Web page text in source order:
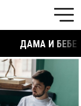
ДАМА И БЕБЕ